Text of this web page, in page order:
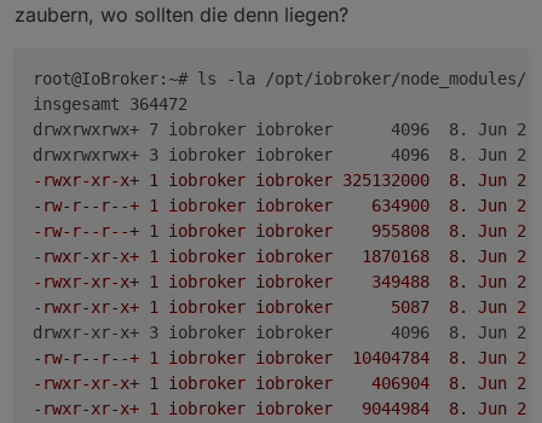
zaubern, wo sollten die denn liegen?
root@IoBroker:~# ls -la /opt/iobroker/node_modules/
insgesamt 364472
drwxrwxrwx+ 7 iobroker iobroker      4096  8. Jun
-rwxr-xr-x+ 1 iobroker iobroker 325132000  8. Jun
-rw-r--r--+ 1 iobroker iobroker    634900  8. Jun
-rw-r--r--+ 1 iobroker iobroker    955808  8. Jun
-rwxr-xr-x+ 1 iobroker iobroker   1870168  8. Jun
-rwxr-xr-x+ 1 iobroker iobroker    349488  8. Jun
-rwxr-xr-x+ 1 iobroker iobroker      5087  8. Jun
-rw-r--r--+ 1 iobroker iobroker  10404784  8. Jun
-rwxr-xr-x+ 1 iobroker iobroker    406904  8. Jun
-rwxr-xr-x+ 1 iobroker iobroker   9044984  8. Jun